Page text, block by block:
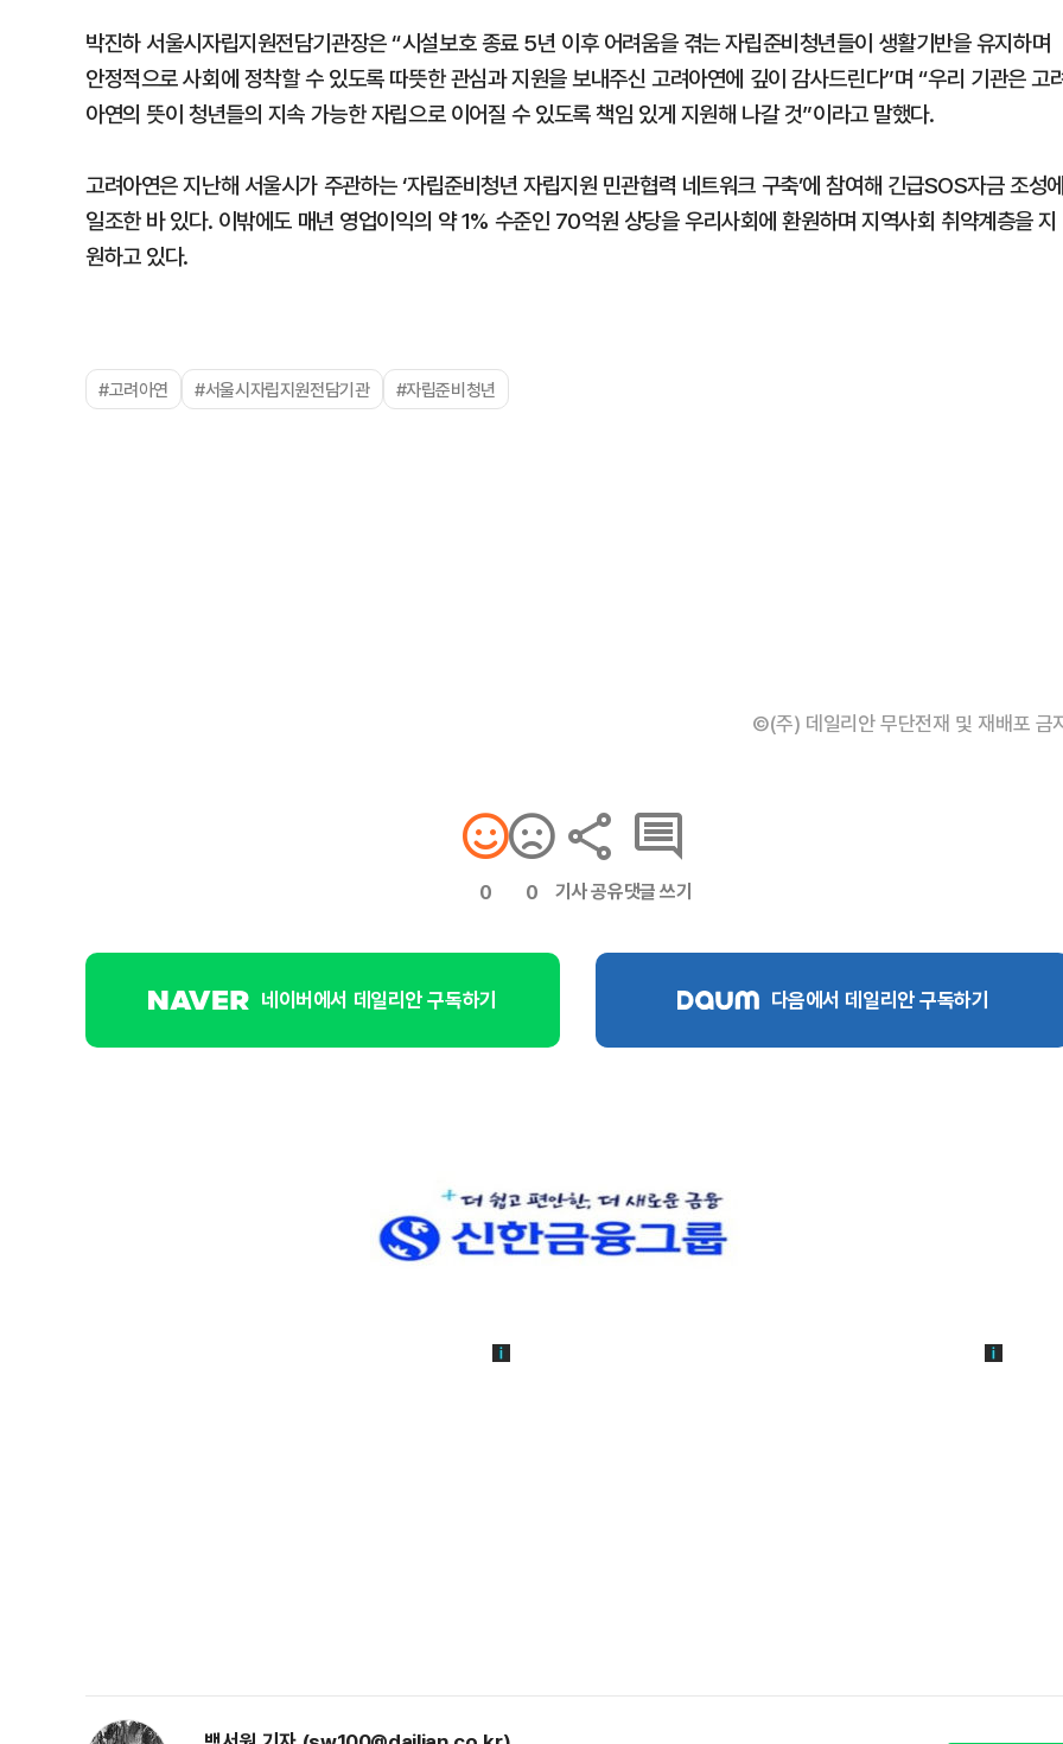
박진하 서울시자립지원전담기관장은 “시설보호 종료 5년 이후 어려움을 겪는 자립준비청년들이 생활기반을 유지하며
안정적으로 사회에 정착할 수 있도록 따뜻한 관심과 지원을 보내주신 고려아연에 깊이 감사드린다”며 “우리 기관은 고
아연의 뜻이 청년들의 지속 가능한 자립으로 이어질 수 있도록 책임 있게 지원해 나갈 것”이라고 말했다.
고려아연은 지난해 서울시가 주관하는 ‘자립준비청년 자립지원 민관협력 네트워크 구축’에 참여해 긴급SOS자금 조성
일조한 바 있다. 이밖에도 매년 영업이익의 약 1% 수준인 70억원 상당을 우리사회에 환원하며 지역사회 취약계층을 지
원하고 있다.
#고려아연 #서울시자립지원전담기관 #자립준비청년
©(주) 데일리안 무단전재 및 재배포 금
0 0 기사 공유댓글 쓰기
네이버에서 데일리안 구독하기 다음에서 데일리안 구독하기